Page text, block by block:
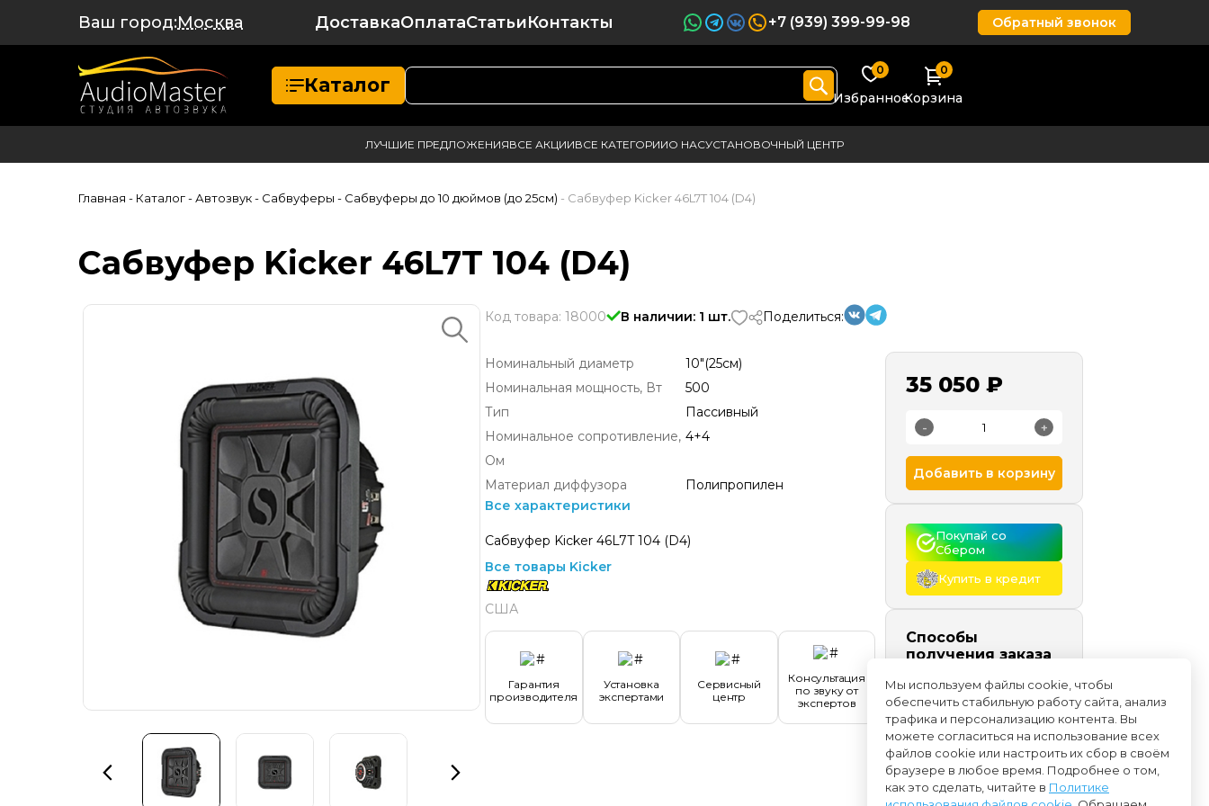
Ваш город:Москва ДоставкаОплатаСтатьиКонтакты +7 (939) 399-99-98 Обратный звонок
Каталог
0
Избранное
0
Корзина
ЛУЧШИЕ ПРЕДЛОЖЕНИЯВСЕ АКЦИИВСЕ КАТЕГОРИИО НАСУСТАНОВОЧНЫЙ ЦЕНТР
Главная - Каталог- Автозвук- Сабвуферы - Сабвуферы до 10 дюймов (до 25см) - Сабвуфер Kicker 46L7T 104 (D4)
Сабвуфер Kicker 46L7T 104 (D4)
Код товара: 18000 В наличии: 1 шт. Поделиться:
Номинальный диаметр
10"(25см)
Номинальная мощность, Вт
500
Тип
Пассивный
Номинальное сопротивление,
Ом
4+4
Материал диффузора
Полипропилен
Все характеристики
Сабвуфер Kicker 46L7T 104 (D4)
Все товары Kicker
США
Гарантия
производителя
Установка
экспертами
Сервисный
центр
Консультация
по звуку от
экспертов
35 050 ₽
- +
Добавить в корзину
Покупай со
Сбером
Купить в кредит
Способы
получения заказа
сегодня и
позже, бесплатно
Доставканачиная с
09.08
Мы используем файлы cookie, чтобы
обеспечить стабильную работу сайта, анализ
трафика и персонализацию контента. Вы
можете согласиться на использование всех
файлов cookie или настроить их сбор в своём
браузере в любое время. Подробнее о том,
как это сделать, читайте в Политике